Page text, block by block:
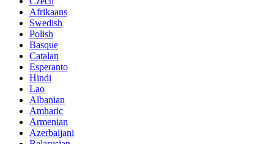
Afrikaans
Swedish
Polish
Basque
Catalan
Esperanto
Hindi
Lao
Albanian
Amharic
Armenian
Azerbaijani